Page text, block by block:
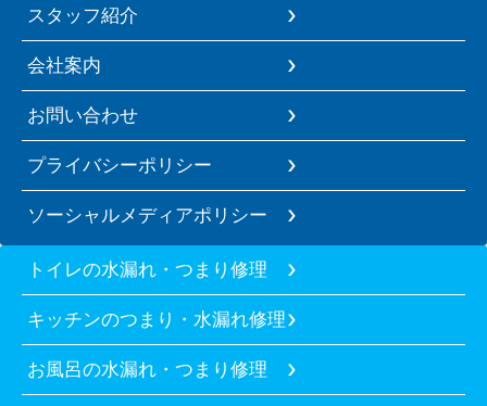
スタッフ紹介
会社案内
お問い合わせ
プライバシーポリシー
ソーシャルメディアポリシー
トイレの水漏れ・つまり修理
キッチンのつまり・水漏れ修理
お風呂の水漏れ・つまり修理